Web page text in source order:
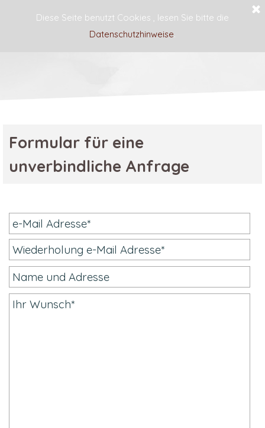
Diese Seite benutzt Cookies , lesen Sie bitte die
Datenschutzhinweise.
Formular für eine
unverbindliche Anfrage